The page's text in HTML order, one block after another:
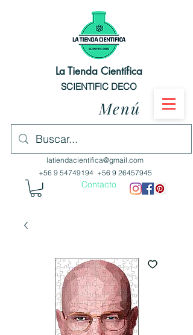
La Tienda Científica
SCIENTIFIC DECO
Menú
latiendacientifica@gmail.com
+56 9 54749194 +56 9 26457945
Contacto